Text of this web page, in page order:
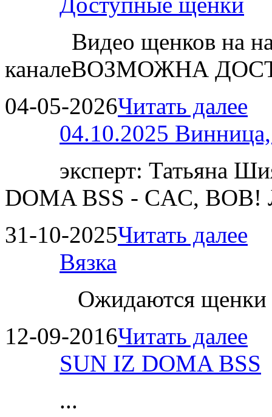
Видео щенков на
каналеВОЗМОЖНА
04-05-2026Читать далее
04.10.2025
эксперт: Татьяна
DOMA BSS - CAC,
31-10-2025Читать далее
Вязка
Ожидаются
12-09-2016Читать далее
SUN IZ DOMA BSS
...